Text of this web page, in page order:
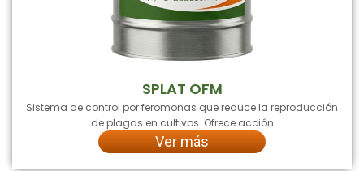
SPLAT OFM
Sistema de control por feromonas que reduce la reproducción
de plagas en cultivos. Ofrece acción
Ver más